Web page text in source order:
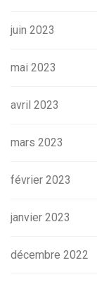
juin 2023
mai 2023
avril 2023
mars 2023
février 2023
janvier 2023
décembre 2022